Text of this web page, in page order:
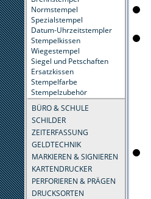
Normstempel
Spezialstempel
Datum-Uhrzeitstempler
Stempelkissen
Wiegestempel
Siegel und Petschaften
Ersatzkissen
Stempelfarbe
Stempelzubehör
BÜRO & SCHULE
SCHILDER
ZEITERFASSUNG
GELDTECHNIK
MARKIEREN & SIGNIEREN
KARTENDRUCKER
PERFORIEREN & PRÄGEN
DRUCKSORTEN